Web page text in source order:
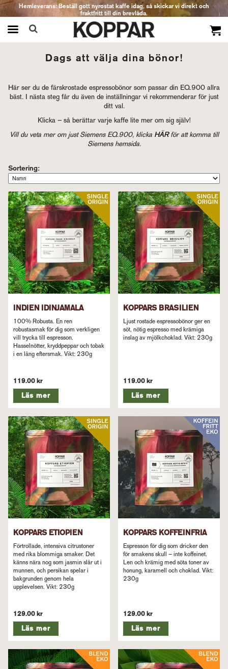
Hemleverans: Beställ gott nyrostat kaffe idag, så skickar vi direkt och
fraktfritt till din brevlåda.
Produkten har blivit tillagd i varukorgen
Dags att välja dina bönor!
Här ser du de färskrostade espressobönor som passar din EQ.900 allra
bäst. I nästa steg får du även de inställningar vi rekommenderar för just
ditt val.
Klicka – så berättar varje kaffe lite mer om sig själv!
Vill du veta mer om just Siemens EQ.900, klicka HÄRför att komma till
Siemens hemsida.
Sortering:
INDIEN IDINJAMALA
100% Robusta. En ren
robustasmak för dig som verkligen
vill trycka till espresson.
Hasselnötter, kryddpeppar och tobak
i en lång eftersmak. Vikt: 230g
119.00 kr
Läs mer
KOPPARS BRASILIEN
Ljust rostade espressobönor ger en
söt, nötig espresso med krämiga
inslag av mjölkchoklad. Vikt: 230g
119.00 kr
Läs mer
KOPPARS ETIOPIEN
Förtrollade, intensiva citrustoner
med rika blommiga smaker. Det
känns nära nog som jasmin slår ut i
munnen, och persikan spelar i
bakgrunden genom hela
upplevelsen. Vikt: 230g
129.00 kr
Läs mer
KOPPARS KOFFEINFRIA
Espresson för dig som dricker den
för smakens skull – inte koffeinet.
Len och krämig med söta toner av
honung, karamell och choklad. Vikt:
230g
129.00 kr
Läs mer